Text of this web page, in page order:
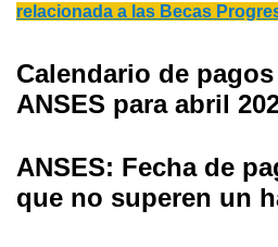
relacionada a las Becas
Calendario de
ANSES para abril
ANSES: Fecha de
que no superen un